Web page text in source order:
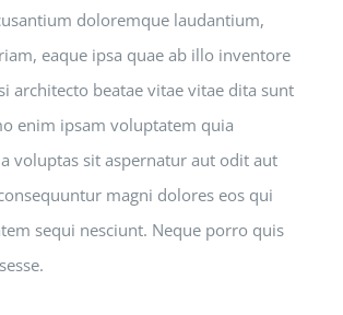
doloremque laudantium,
eaque ipsa quae ab illo inventore
architecto beatae vitae vitae dita sunt
enim ipsam voluptatem quia
voluptas sit aspernatur aut odit aut
magni dolores eos qui
sequi nesciunt. Neque porro quis